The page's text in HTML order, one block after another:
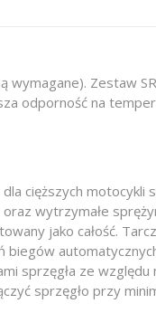
wymagane). Zestaw
odporność na
cięższych
wytrzymałe
jako całość.
sprzęgła ze względu
sprzęgło przy